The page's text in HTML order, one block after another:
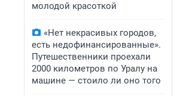
молодой красоткой
«Нет некрасивых городов,
есть недофинансированные».
Путешественники проехали
2000 километров по Уралу на
машине — стоило ли оно того